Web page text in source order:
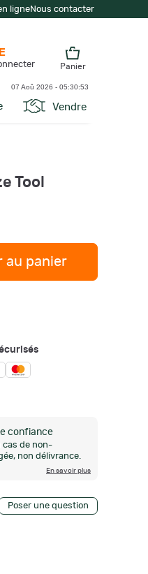
ligneNous contacter
Vendre
Panier
07 Aoû 2026 - 05:30:53
Tool
au panier
confiance
cas de non-
non délivrance.
En savoir plus
Poser une question